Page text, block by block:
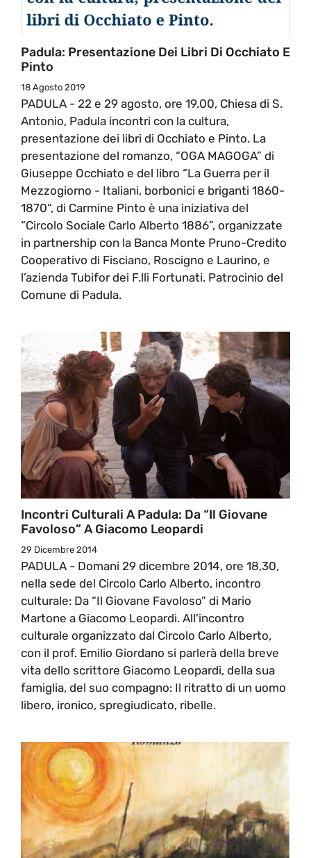
Padula: Presentazione Dei Libri Di Occhiato E
Pinto
18 Agosto 2019
PADULA - 22 e 29 agosto, ore 19.00, Chiesa di S.
Antonio, Padula incontri con la cultura,
presentazione dei libri di Occhiato e Pinto. La
presentazione del romanzo, “OGA MAGOGA” di
Giuseppe Occhiato e del libro “La Guerra per il
Mezzogiorno - Italiani, borbonici e briganti 1860-
1870“, di Carmine Pinto è una iniziativa del
“Circolo Sociale Carlo Alberto 1886”, organizzate
in partnership con la Banca Monte Pruno-Credito
Cooperativo di Fisciano, Roscigno e Laurino, e
l’azienda Tubifor dei F.lli Fortunati. Patrocinio del
Comune di Padula.
Incontri Culturali A Padula: Da “Il Giovane
Favoloso” A Giacomo Leopardi
29 Dicembre 2014
PADULA - Domani 29 dicembre 2014, ore 18,30,
nella sede del Circolo Carlo Alberto, incontro
culturale: Da “Il Giovane Favoloso” di Mario
Martone a Giacomo Leopardi. All'incontro
culturale organizzato dal Circolo Carlo Alberto,
con il prof. Emilio Giordano si parlerà della breve
vita dello scrittore Giacomo Leopardi, della sua
famiglia, del suo compagno: Il ritratto di un uomo
libero, ironico, spregiudicato, ribelle.